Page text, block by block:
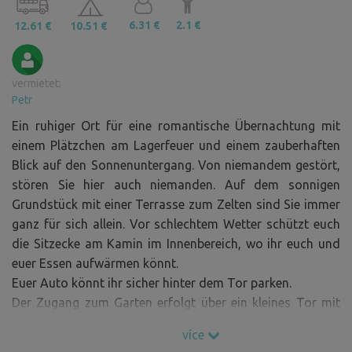
12.61 € 10.51 € 6.31 € 2.1 €
vermietet:
Petr
Ein ruhiger Ort für eine romantische Übernachtung mit
einem Plätzchen am Lagerfeuer und einem zauberhaften
Blick auf den Sonnenuntergang. Von niemandem gestört,
stören Sie hier auch niemanden. Auf dem sonnigen
Grundstück mit einer Terrasse zum Zelten sind Sie immer
ganz für sich allein. Vor schlechtem Wetter schützt euch
die Sitzecke am Kamin im Innenbereich, wo ihr euch und
euer Essen aufwärmen könnt.
Euer Auto könnt ihr sicher hinter dem Tor parken.
Der Zugang zum Garten erfolgt über ein kleines Tor mit
více